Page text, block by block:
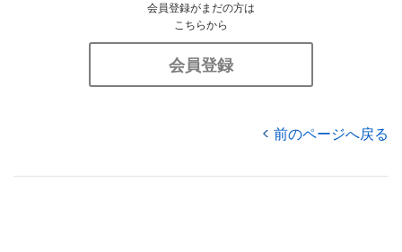
会員登録がまだの方は
こちらから
会員登録
前のページへ戻る